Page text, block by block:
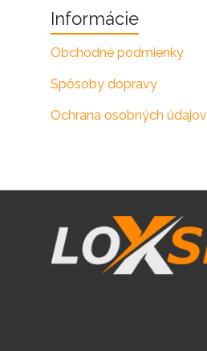
Informácie
Obchodné podmienky
Spôsoby dopravy
Ochrana osobných údajov